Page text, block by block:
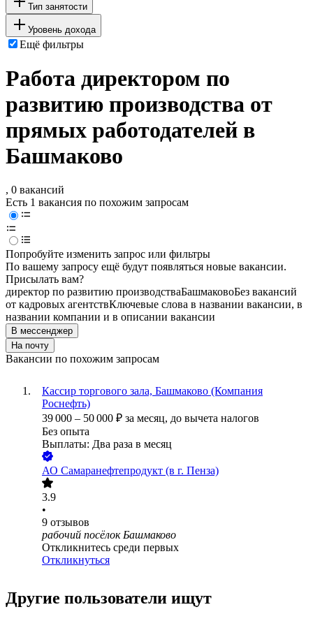
Тип занятости
Уровень дохода
Ещё фильтры
Работа директором по
развитию производства от
прямых работодателей в
Башмаково
, 0 вакансий
Есть 1 вакансия по похожим запросам
Попробуйте изменить запрос или фильтры
По вашему запросу ещё будут появляться новые вакансии.
Присылать вам?
директор по развитию производстваБашмаковоБез вакансий
от кадровых агентствКлючевые слова в названии вакансии, в
названии компании и в описании вакансии
В мессенджер
На почту
Вакансии по похожим запросам
Кассир торгового зала, Башмаково (Компания
Роснефть)
39 000 – 50 000 ₽ за месяц, до вычета налогов
Без опыта
Выплаты: Два раза в месяц
АО Самаранефтепродукт (в г. Пенза)
3.9
•
9 отзывов
рабочий посёлок Башмаково
Откликнитесь среди первых
Откликнуться
Другие пользователи ищут